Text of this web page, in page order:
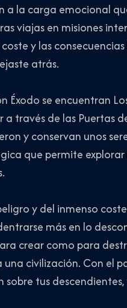
a la carga emocional
viajas en misiones
y las
atrás.
Éxodo se encuentran
a través de las Puertas
y conservan unos
que permite
y del inmenso
más en lo
crear como para
civilización. Con el
sobre tus